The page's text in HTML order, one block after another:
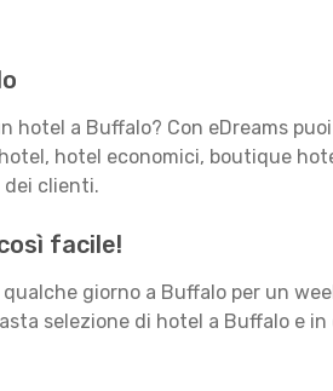
hotel a Buffalo? Con eDreams
hotel economici, boutique
clienti.
facile!
giorno a Buffalo per un
selezione di hotel a Buffalo e